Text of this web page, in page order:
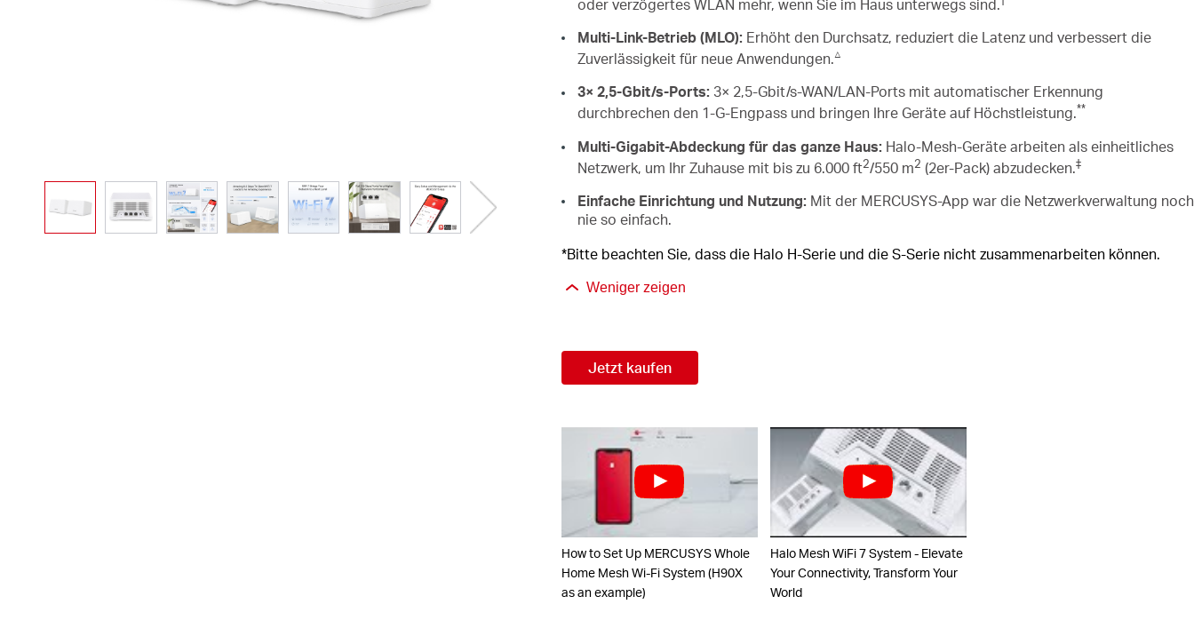
oder verzögertes WLAN mehr, wenn Sie im Haus unterwegs sind.
Multi-Link-Betrieb (MLO): Erhöht den Durchsatz, reduziert die Latenz und verbessert die
Zuverlässigkeit für neue Anwendungen.△
3× 2,5-Gbit/s-Ports: 3× 2,5-Gbit/s-WAN/LAN-Ports mit automatischer Erkennung
durchbrechen den 1-G-Engpass und bringen Ihre Geräte auf Höchstleistung.**
Multi-Gigabit-Abdeckung für das ganze Haus: Halo-Mesh-Geräte arbeiten als einheitliches
Netzwerk, um Ihr Zuhause mit bis zu 6.000 ft2/550 m2 (2er-Pack) abzudecken.‡
Einfache Einrichtung und Nutzung: Mit der MERCUSYS-App war die Netzwerkverwaltung noch
nie so einfach.
*Bitte beachten Sie, dass die Halo H-Serie und die S-Serie nicht zusammenarbeiten können.
Weniger zeigen
Jetzt kaufen
How to Set Up MERCUSYS Whole
Home Mesh Wi-Fi System (H90X
as an example)
Halo Mesh WiFi 7 System - Elevate
Your Connectivity, Transform Your
World